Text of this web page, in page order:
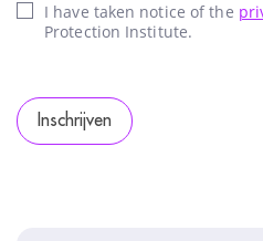
I have taken notice of the
Protection Institute.
Inschrijven